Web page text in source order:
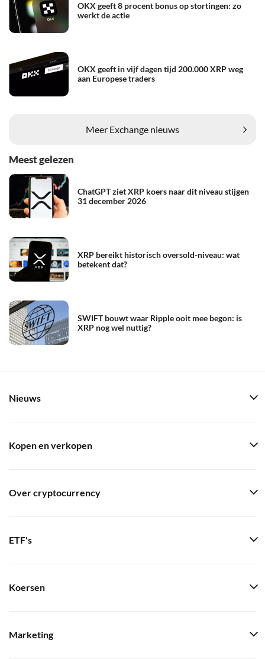
OKX geeft 8 procent bonus op stortingen: zo
werkt de actie
OKX geeft in vijf dagen tijd 200.000 XRP weg
aan Europese traders
Meer Exchange nieuws
Meest gelezen
ChatGPT ziet XRP koers naar dit niveau stijgen
31 december 2026
XRP bereikt historisch oversold-niveau: wat
betekent dat?
SWIFT bouwt waar Ripple ooit mee begon: is
XRP nog wel nuttig?
Nieuws
Kopen en verkopen
Over cryptocurrency
ETF's
Koersen
Marketing